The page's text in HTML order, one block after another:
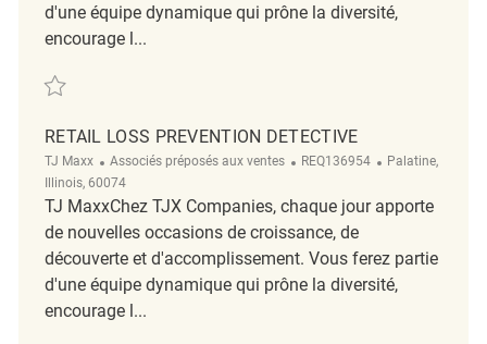
d'une équipe dynamique qui prône la diversité,
encourage l...
Sauvegarder Loss Prevention Detective REQ114885
RETAIL LOSS PREVENTION DETECTIVE
TJ Maxx Catégorie
Associés préposés aux ventes ReqId
REQ136954 Emplacement
Palatine,
Illinois, 60074
TJ MaxxChez TJX Companies, chaque jour apporte
de nouvelles occasions de croissance, de
découverte et d'accomplissement. Vous ferez partie
d'une équipe dynamique qui prône la diversité,
encourage l...